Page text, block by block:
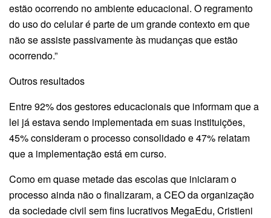
estão ocorrendo no ambiente educacional. O regramento
do uso do celular é parte de um grande contexto em que
não se assiste passivamente às mudanças que estão
ocorrendo.”
Outros resultados
Entre 92% dos gestores educacionais que informam que a
lei já estava sendo implementada em suas instituições,
45% consideram o processo consolidado e 47% relatam
que a implementação está em curso.
Como em quase metade das escolas que iniciaram o
processo ainda não o finalizaram, a CEO da organização
da sociedade civil sem fins lucrativos MegaEdu, Cristieni